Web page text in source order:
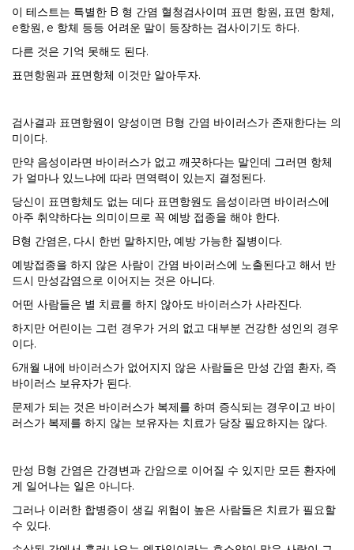
이 테스트는 특별한 B 형 간염 혈청검사이며 표면 항원, 표면 항체,
e항원, e 항체 등등 어려운 말이 등장하는 검사이기도 하다.
다른 것은 기억 못해도 된다.
표면항원과 표면항체 이것만 알아두자.
검사결과 표면항원이 양성이면 B형 간염 바이러스가 존재한다는 의
미이다.
만약 음성이라면 바이러스가 없고 깨끗하다는 말인데 그러면 항체
가 얼마나 있느냐에 따라 면역력이 있는지 결정된다.
당신이 표면항체도 없는 데다 표면항원도 음성이라면 바이러스에
아주 취약하다는 의미이므로 꼭 예방 접종을 해야 한다.
B형 간염은, 다시 한번 말하지만, 예방 가능한 질병이다.
예방접종을 하지 않은 사람이 간염 바이러스에 노출된다고 해서 반
드시 만성감염으로 이어지는 것은 아니다.
어떤 사람들은 별 치료를 하지 않아도 바이러스가 사라진다.
하지만 어린이는 그런 경우가 거의 없고 대부분 건강한 성인의 경우
이다.
6개월 내에 바이러스가 없어지지 않은 사람들은 만성 간염 환자, 즉
바이러스 보유자가 된다.
문제가 되는 것은 바이러스가 복제를 하며 증식되는 경우이고 바이
러스가 복제를 하지 않는 보유자는 치료가 당장 필요하지는 않다.
만성 B형 간염은 간경변과 간암으로 이어질 수 있지만 모든 환자에
게 일어나는 일은 아니다.
그러나 이러한 합병증이 생길 위험이 높은 사람들은 치료가 필요할
수 있다.